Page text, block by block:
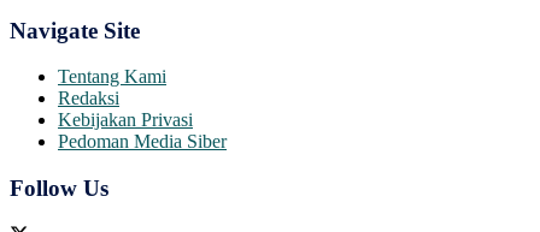
Navigate Site
Tentang Kami
Redaksi
Kebijakan Privasi
Pedoman Media Siber
Follow Us